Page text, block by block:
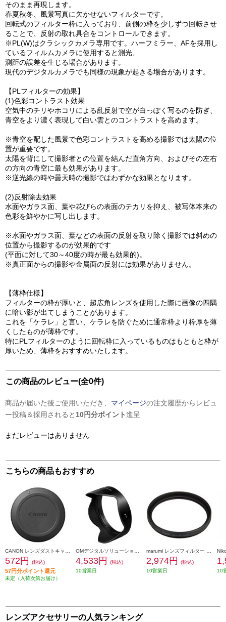
そのまま再現します。
春夏秋冬、風景写真に欠かせないフィルターです。
回転式のフィルター枠に入っており、前側の枠を少しずつ回転させ
ることで、反射の取れ具合をコントロールできます。
※PL(W)はクラシックカメラ専用です。ハーフミラー、AFを採用し
ているフィルムカメラに使用すると測光、
測距の誤差を生じる場合があります。
現代のデジタルカメラでも同様の現象が起きる場合があります。
【PLフィルターの効果】
(1)色彩コントラスト効果
空気中のチリやホコリによる乱反射で空が白っぽく写るのを防ぎ、
青空をより濃く表現して白い雲とのコントラストを高めます。
※青空を配した風景で色彩コントラストを高める撮影では太陽の位
置が重要です。
太陽を背にして撮影者との位置を結んだ直角方向、およびその左右
の方向の青空に最も効果があります。
※逆光線の時や曇天時の撮影ではわずかな効果となります。
(2)反射除去効果
水面やガラス面、葉や花びらの表面のテカリを抑え、被写体本来の
色彩を鮮やかに写し出します。
※水面やガラス面、葉などの表面の反射を取り除く撮影では斜めの
位置から撮影するのが効果的です
(平面に対して30～40度の時が最も効果的)。
※真正面からの撮影や金属面の反射には効果がありません。
【薄枠仕様】
フィルターの枠が厚いと、超広角レンズを使用した際に画像の四隅
に暗い影が出てしまうことがあります。
これを「ケラレ」と言い、ケラレを防ぐために通常枠より枠厚を薄
くしたものが薄枠です。
特にPLフィルターのように回転枠に入っているものはもともと枠が
厚いため、薄枠をおすすめいたします。
この商品のレビュー(全0件)
商品が届いた後ご使用いただき、 マイページの注文履歴からレビュ
ー投稿＆採用されると 10円分ポイント進呈
まだレビューはありません
こちらの商品もおすすめ
572円 (税込)
57円分ポイント還元
未定（入荷次第お届け）
4,533円
(税込)
10営業日
2,974円
(税込)
10営業日
10
レンズアクセサリーの人気ランキング